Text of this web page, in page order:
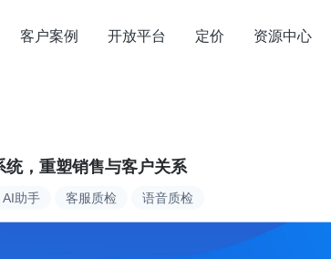
客户案例 开放平台 定价 资源中心
AI助手 客服质检 语音质检
，重塑销售与客户关系